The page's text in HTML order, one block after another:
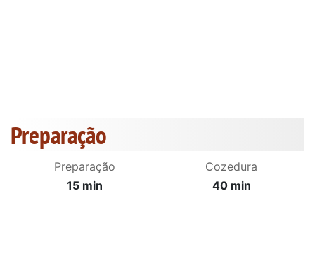
Preparação
Preparação
15 min
Cozedura
40 min